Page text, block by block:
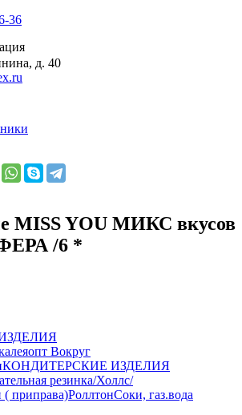
36
д. 40
MISS YOU МИКС вкусов
/6 *
Вокруг
КОНДИТЕРСКИЕ ИЗДЕЛИЯ
резинка/Холлс/
( приправа)РоллтонСоки, газ.вода